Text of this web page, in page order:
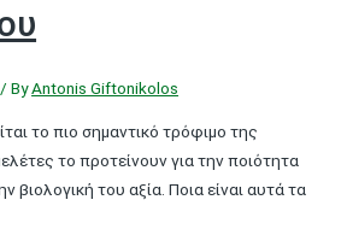
/ ByAntonis Giftonikolos
το πιο σημαντικό τρόφιμο της
το προτείνουν για την ποιότητα
βιολογική του αξία. Ποια είναι αυτά τα